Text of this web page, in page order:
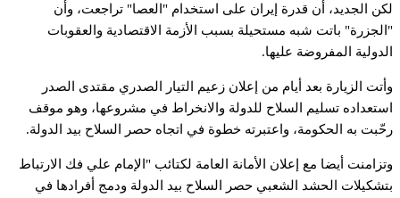
لكن الجديد، أن قدرة إيران على استخدام "العصا" تراجعت، وأن
"الجزرة" باتت شبه مستحيلة بسبب الأزمة الاقتصادية والعقوبات
الدولية المفروضة عليها.
وأتت الزيارة بعد أيام من إعلان زعيم التيار الصدري مقتدى الصدر
استعداده تسليم السلاح للدولة والانخراط في مشروعها، وهو موقف
رحّبت به الحكومة، واعتبرته خطوة في اتجاه حصر السلاح بيد الدولة.
وتزامنت أيضا مع إعلان الأمانة العامة لكتائب "الإمام علي فك الارتباط
بتشكيلات الحشد الشعبي حصر السلاح بيد الدولة ودمج أفرادها في